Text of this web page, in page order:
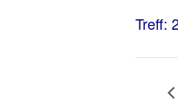
Treff: